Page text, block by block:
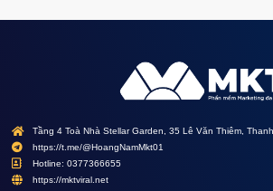
Tầng 4 Toà Nhà Stellar Garden, 35 Lê Văn Thiêm,
https://t.me/@HoangNamMkt01
Hotline: 0377366655
https://mktviral.net